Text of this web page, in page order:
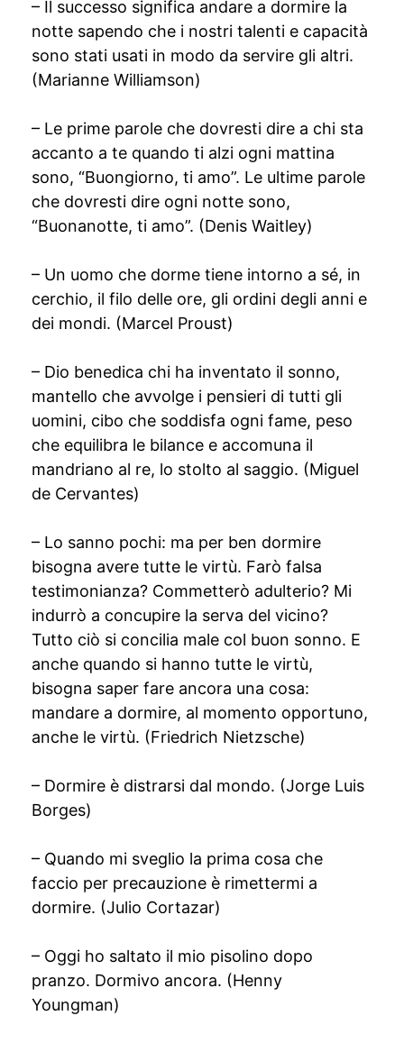
– Il successo significa andare a dormire la
notte sapendo che i nostri talenti e capacità
sono stati usati in modo da servire gli altri.
(Marianne Williamson)
– Le prime parole che dovresti dire a chi sta
accanto a te quando ti alzi ogni mattina
sono, “Buongiorno, ti amo”. Le ultime parole
che dovresti dire ogni notte sono,
“Buonanotte, ti amo”. (Denis Waitley)
– Un uomo che dorme tiene intorno a sé, in
cerchio, il filo delle ore, gli ordini degli anni e
dei mondi. (Marcel Proust)
– Dio benedica chi ha inventato il sonno,
mantello che avvolge i pensieri di tutti gli
uomini, cibo che soddisfa ogni fame, peso
che equilibra le bilance e accomuna il
mandriano al re, lo stolto al saggio. (Miguel
de Cervantes)
– Lo sanno pochi: ma per ben dormire
bisogna avere tutte le virtù. Farò falsa
testimonianza? Commetterò adulterio? Mi
indurrò a concupire la serva del vicino?
Tutto ciò si concilia male col buon sonno. E
anche quando si hanno tutte le virtù,
bisogna saper fare ancora una cosa:
mandare a dormire, al momento opportuno,
anche le virtù. (Friedrich Nietzsche)
– Dormire è distrarsi dal mondo. (Jorge Luis
Borges)
– Quando mi sveglio la prima cosa che
faccio per precauzione è rimettermi a
dormire. (Julio Cortazar)
– Oggi ho saltato il mio pisolino dopo
pranzo. Dormivo ancora. (Henny
Youngman)